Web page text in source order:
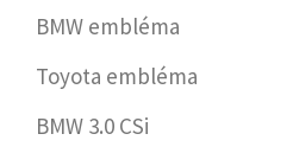
BMW embléma
Toyota embléma
BMW 3.0 CSi